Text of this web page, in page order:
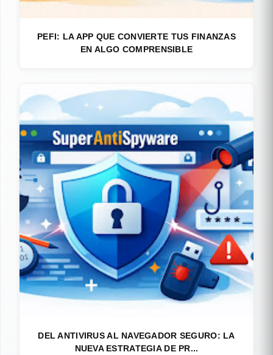
PEFI: LA APP QUE CONVIERTE TUS FINANZAS
EN ALGO COMPRENSIBLE
DEL ANTIVIRUS AL NAVEGADOR SEGURO: LA
NUEVA ESTRATEGIA DE PR...